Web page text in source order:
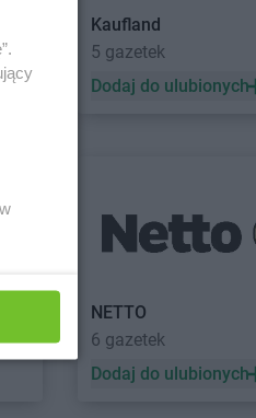
Kaufland
5 gazetek
Dodaj do ulubionych
NETTO
6 gazetek
Dodaj do ulubionych